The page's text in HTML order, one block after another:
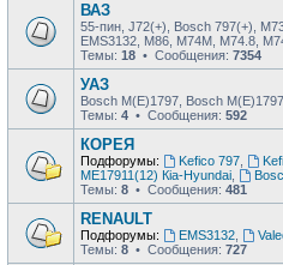
ВАЗ
55-пин, J72(+), Bosch 797(+),
EMS3132, М86, М74М, М74.8,
Темы: 18 • Сообщения: 7354
УАЗ
Bosch M(E)1797, Bosch
Темы: 4 • Сообщения: 592
КОРЕЯ
Подфорумы: Kefico 797,
ME17911(12) Кia-Hyundai
Темы: 8 • Сообщения: 481
RENAULT
Подфорумы: EMS3132,
Темы: 8 • Сообщения: 727